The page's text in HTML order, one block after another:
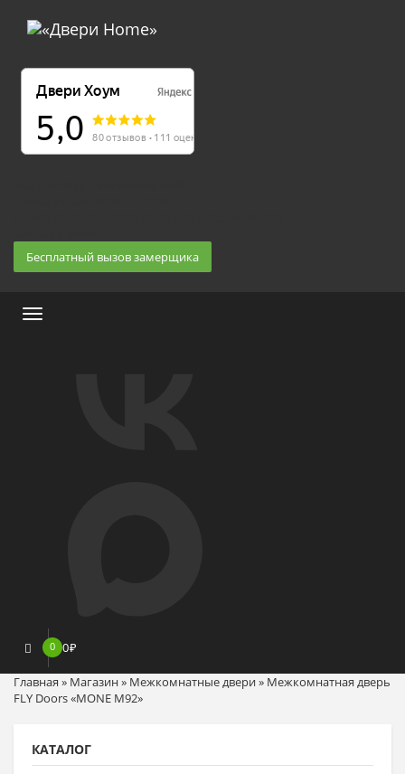
Бесплатный вызов замерщика
Меню
0 0₽
Главная » Магазин» Межкомнатные двери» Межкомнатная дверь
FLY Doors «MONE M92»
КАТАЛОГ